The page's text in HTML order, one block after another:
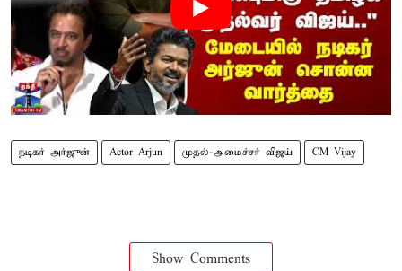
நடிகர் அர்ஜுன் Actor Arjun முதல்-அமைச்சர் விஜய் CM Vijay
Show Comments